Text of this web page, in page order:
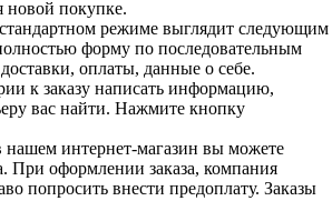
новой покупке.
режиме выглядит следующим
форму по последовательным
оплаты, данные о себе.
к заказу написать информацию,
вас найти. Нажмите кнопку
интернет-магазин вы можете
При оформлении заказа, компания
попросить внести предоплату. Заказы